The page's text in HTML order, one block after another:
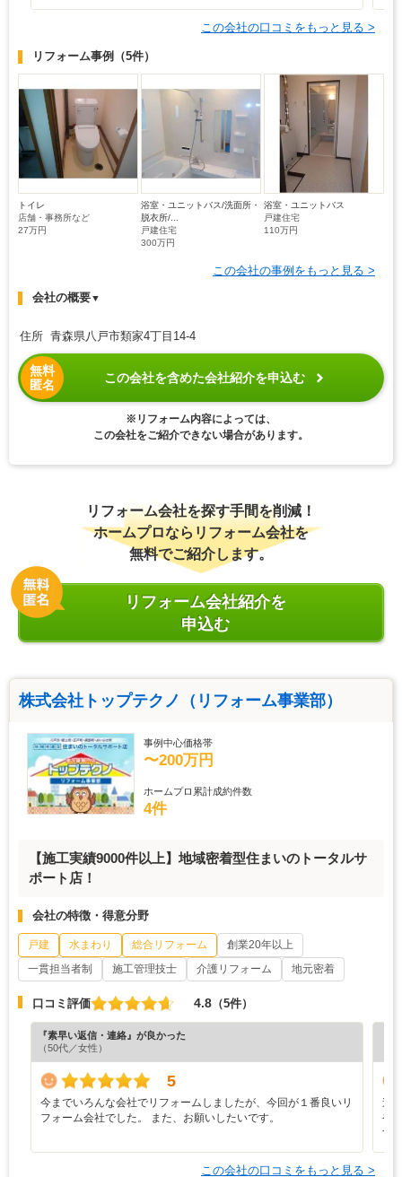
この会社の口コミをもっと見る >
リフォーム事例 （5件）
トイレ
店舗・事務所など
27万円
浴室・ユニットバス/洗面所・
脱衣所/...
戸建住宅
300万円
浴室・ユニットバス
戸建住宅
110万円
この会社の事例をもっと見る >
会社の概要▼
住所 青森県八戸市類家4丁目14-4
無料
匿名
この会社を含めた会社紹介を申込む
※リフォーム内容によっては、
この会社をご紹介できない場合があります。
リフォーム会社を探す手間を削減！
ホームプロならリフォーム会社を
無料でご紹介します。
リフォーム会社紹介を
申込む
株式会社トップテクノ（リフォーム事業部）
事例中心価格帯
〜200万円
ホームプロ累計成約件数
4件
【施工実績9000件以上】地域密着型住まいのトータルサ
ポート店！
会社の特徴・得意分野
戸建 水まわり 総合リフォーム
創業20年以上
一貫担当者制
施工管理技士 介護リフォーム 地元密着
口コミ評価 4.8 （5件）
『素早い返信・連絡』が良かった
（50代／女性）
5
今までいろんな会社でリフォームしましたが、今回が１番良いリ
フォーム会社でした。 また、お願いしたいです。
途
や
す
この会社の口コミをもっと見る >